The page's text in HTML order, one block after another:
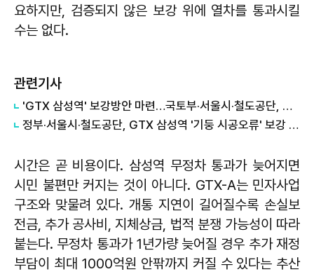
요하지만, 검증되지 않은 보강 위에 열차를 통과시킬
수는 없다.
관련기사
'GTX 삼성역' 보강방안 마련…국토부·서울시·철도공단, 용역 착수
정부·서울시·철도공단, GTX 삼성역 '기둥 시공오류' 보강 용역 착수
시간은 곧 비용이다. 삼성역 무정차 통과가 늦어지면
시민 불편만 커지는 것이 아니다. GTX-A는 민자사업
구조와 맞물려 있다. 개통 지연이 길어질수록 손실보
전금, 추가 공사비, 지체상금, 법적 분쟁 가능성이 따라
붙는다. 무정차 통과가 1년가량 늦어질 경우 추가 재정
부담이 최대 1000억원 안팎까지 커질 수 있다는 추산